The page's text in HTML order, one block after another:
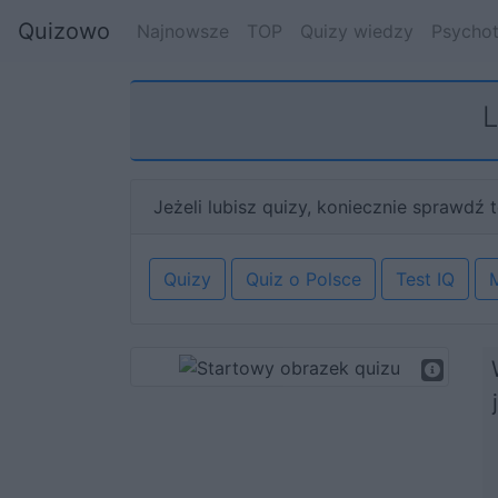
Quizowo Najnowsze TOP Quizy wiedzy
Jeżeli lubisz quizy, koniecznie sprawdź
Quizy Quiz o Polsce Test IQ